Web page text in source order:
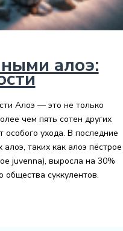
алоэ:
Алоэ — это не только
чем пять сотен других
ухода. В последние
таких как алоэ пёстрое
juvenna), выросла на 30%
суккулентов.